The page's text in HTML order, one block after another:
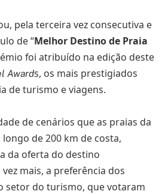
pela terceira vez consecutiva e
de “Melhor Destino de Praia
foi atribuído na edição deste
Awards, os mais prestigiados
de turismo e viagens.
de cenários que as praias da
de 200 km de costa,
da oferta do destino
mais, a preferência dos
setor do turismo, que votaram